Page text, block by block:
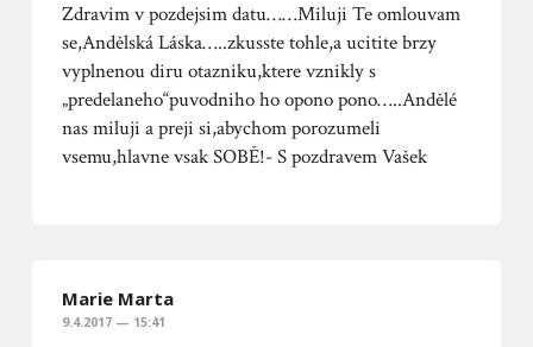
Zdravim v pozdejsim datu……Miluji Te omlouvam
se,Andělská Láska…..zkusste tohle,a ucitite brzy
vyplnenou diru otazniku,ktere vznikly s
„predelaneho“puvodniho ho opono pono…..Andělé
nas miluji a preji si,abychom porozumeli
vsemu,hlavne vsak SOBĚ!- S pozdravem Vašek
Marie Marta
9.4.2017 — 15:41